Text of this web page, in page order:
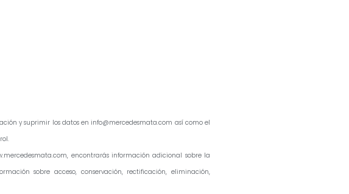
y suprimir los datos en info@mercedesmata.com así como el
encontrarás información adicional sobre la
sobre acceso, conservación, rectificación, eliminación,